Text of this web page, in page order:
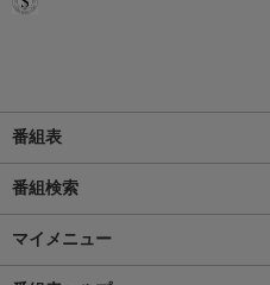
番組表
番組検索
マイメニュー